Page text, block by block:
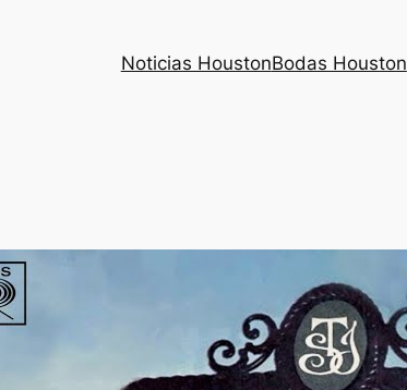
Noticias HoustonBodas Houston